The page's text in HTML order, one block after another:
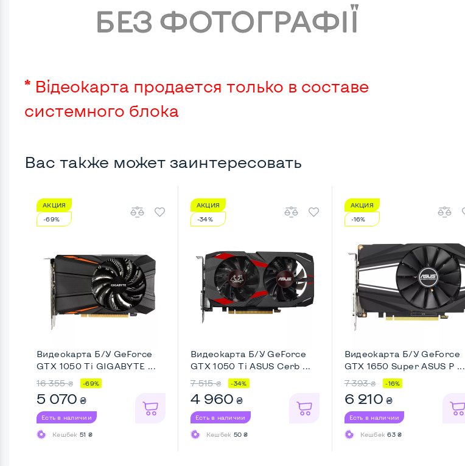
* Відеокарта продается только в составе
системного блока
Вас также может заинтересовать
АКЦИЯ
-69%
Видеокарта Б/У GeForce
GTX 1050 Ti GIGABYTE ...
16 355 ₴ -69%
5 070 ₴
Есть в наличии
Кешбек 51 ₴
АКЦИЯ
-34%
Видеокарта Б/У GeForce
GTX 1050 Ti ASUS Cerb ...
7 515 ₴ -34%
4 960 ₴
Есть в наличии
Кешбек 50 ₴
АКЦИЯ
-16%
Видеокарта Б/У GeForce
GTX 1650 Super ASUS P ...
7 393 ₴ -16%
6 210 ₴
Есть в наличии
Кешбек63 ₴